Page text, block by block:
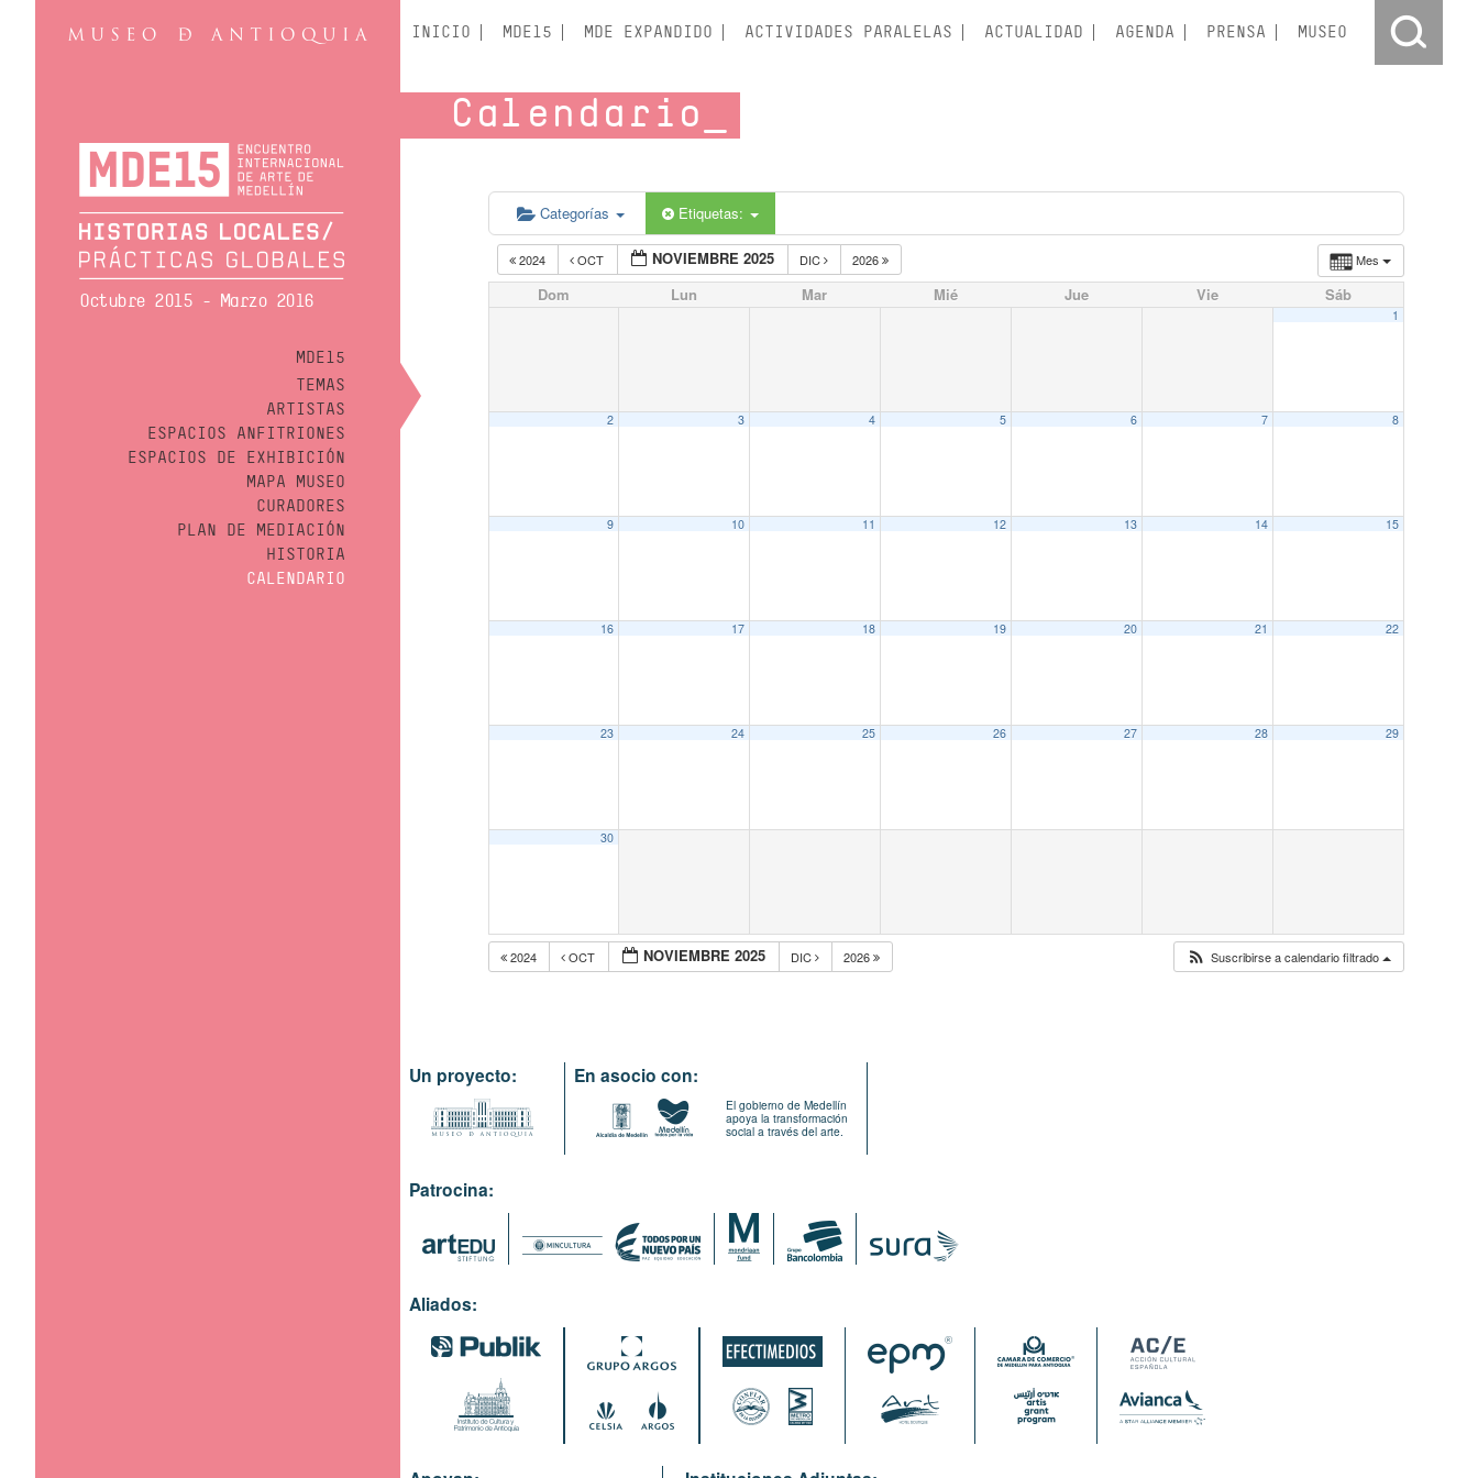
Octubre 2015 - Marzo 2016
MDE15
TEMAS
ARTISTAS
ESPACIOS ANFITRIONES
ESPACIOS DE EXHIBICIÓN
MAPA MUSEO
CURADORES
PLAN DE MEDIACIÓN
HISTORIA
CALENDARIO
INICIO MDE15 MDE EXPANDIDO ACTIVIDADES PARALELAS ACTUALIDAD AGENDA PRENSA MUSEO
Calendario
Categorías Etiquetas:
Mes
2024 OCT NOVIEMBRE 2025 DIC 2026
Dom Lun Mar Mié Jue Vie Sáb
1
2 3 4 5 6 7 8
9 10 11 12 13 14 15
16 17 18 19 20 21 22
23 24 25 26 27 28 29
30
2024 OCT NOVIEMBRE 2025 DIC 2026 Suscribirse a calendario filtrado
Un proyecto: En asocio con:
El gobierno de Medellín
apoya la transformación
social a través del arte.
Patrocina:
Aliados: